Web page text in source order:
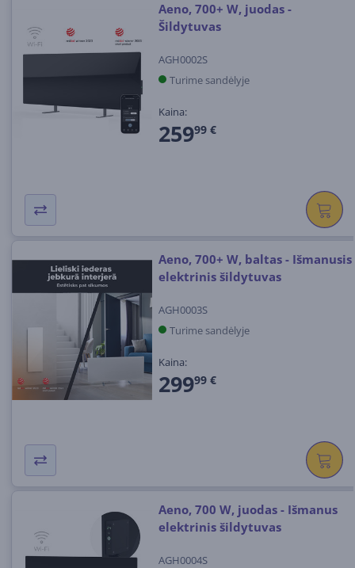
Aeno, 700+ W, juodas -
Šildytuvas
AGH0002S
Turime sandėlyje
Kaina:
25999 €
Aeno, 700+ W, baltas - Išmanusis
elektrinis šildytuvas
AGH0003S
Turime sandėlyje
Kaina:
29999 €
Aeno, 700 W, juodas - Išmanus
elektrinis šildytuvas
AGH0004S